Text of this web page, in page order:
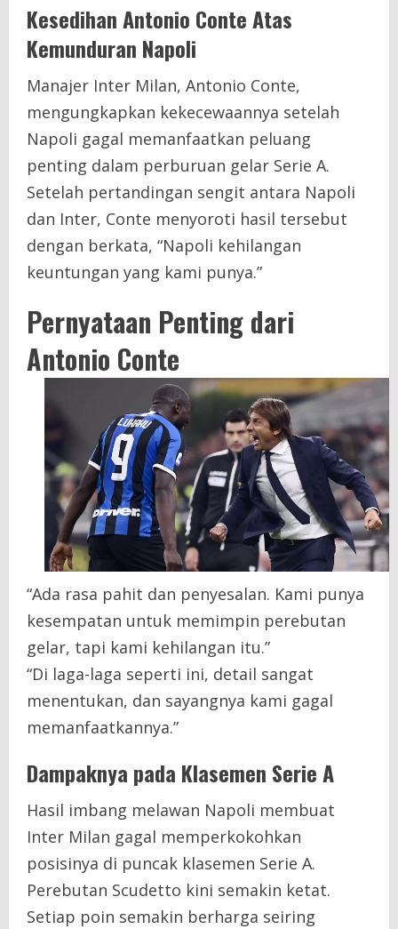
Kesedihan Antonio Conte Atas
Kemunduran Napoli
Manajer Inter Milan, Antonio Conte,
mengungkapkan kekecewaannya setelah
Napoli gagal memanfaatkan peluang
penting dalam perburuan gelar Serie A.
Setelah pertandingan sengit antara Napoli
dan Inter, Conte menyoroti hasil tersebut
dengan berkata, “Napoli kehilangan
keuntungan yang kami punya.”
Pernyataan Penting dari
Antonio Conte
“Ada rasa pahit dan penyesalan. Kami punya
kesempatan untuk memimpin perebutan
gelar, tapi kami kehilangan itu.”
“Di laga-laga seperti ini, detail sangat
menentukan, dan sayangnya kami gagal
memanfaatkannya.”
Dampaknya pada Klasemen Serie A
Hasil imbang melawan Napoli membuat
Inter Milan gagal memperkokohkan
posisinya di puncak klasemen Serie A.
Perebutan Scudetto kini semakin ketat.
Setiap poin semakin berharga seiring